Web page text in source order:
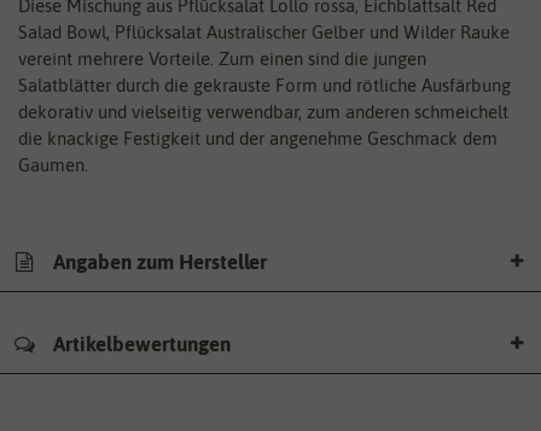
Diese Mischung aus Pflücksalat Lollo rossa, Eichblattsalt Red
Salad Bowl, Pflücksalat Australischer Gelber und Wilder Rauke
vereint mehrere Vorteile. Zum einen sind die jungen
Salatblätter durch die gekrauste Form und rötliche Ausfärbung
dekorativ und vielseitig verwendbar, zum anderen schmeichelt
die knackige Festigkeit und der angenehme Geschmack dem
Gaumen.
Angaben zum Hersteller
Artikelbewertungen